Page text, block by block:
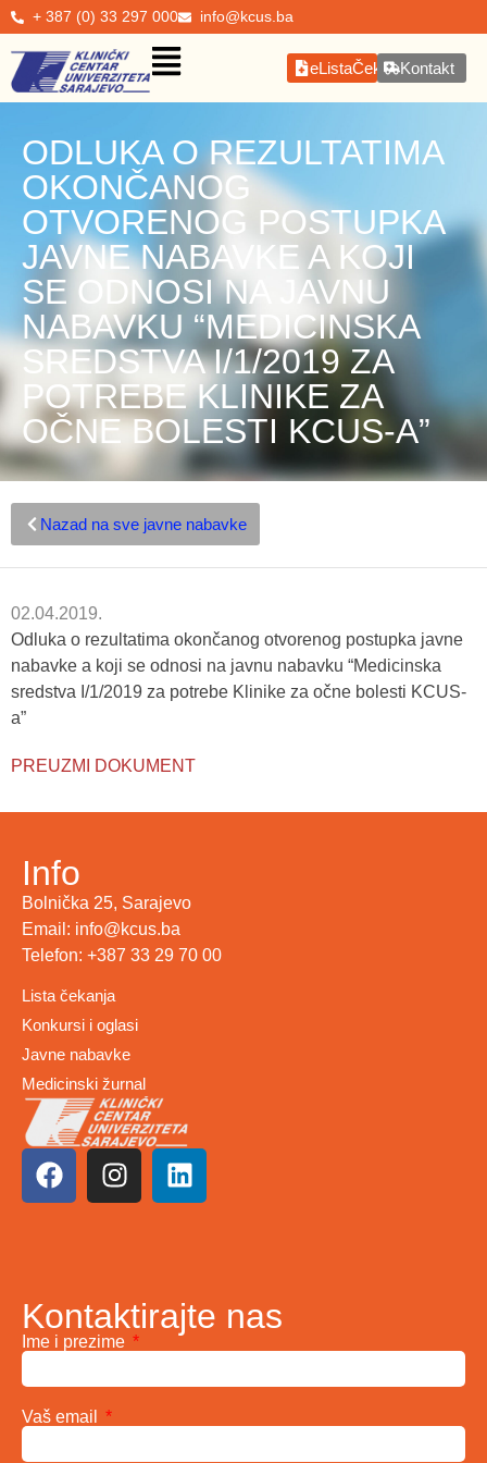
+ 387 (0) 33 297 000 info@kcus.ba
eListaČekanjaKontakt
ODLUKA O REZULTATIMA
OKONČANOG
OTVORENOG POSTUPKA
JAVNE NABAVKE A KOJI
SE ODNOSI NA JAVNU
NABAVKU “MEDICINSKA
SREDSTVA I/1/2019 ZA
POTREBE KLINIKE ZA
OČNE BOLESTI KCUS-A”
Nazad na sve javne nabavke
02.04.2019.
Odluka o rezultatima okončanog otvorenog postupka javne
nabavke a koji se odnosi na javnu nabavku “Medicinska
sredstva I/1/2019 za potrebe Klinike za očne bolesti KCUS-
a”
PREUZMI DOKUMENT
Info
Bolnička 25, Sarajevo
Email: info@kcus.ba
Telefon: +387 33 29 70 00
Lista čekanja
Konkursi i oglasi
Javne nabavke
Medicinski žurnal
Kontaktirajte nas
Ime i prezime
Vaš email